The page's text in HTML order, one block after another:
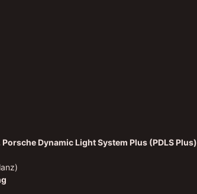
Dynamic Light System Plus (PDLS Plus)